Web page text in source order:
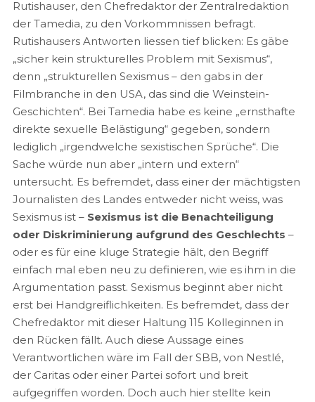
Rutishauser, den Chefredaktor der Zentralredaktion
der Tamedia, zu den Vorkommnissen befragt.
Rutishausers Antworten liessen tief blicken: Es gäbe
„sicher kein strukturelles Problem mit Sexismus“,
denn „strukturellen Sexismus – den gabs in der
Filmbranche in den USA, das sind die Weinstein-
Geschichten“. Bei Tamedia habe es keine „ernsthafte
direkte sexuelle Belästigung“ gegeben, sondern
lediglich „irgendwelche sexistischen Sprüche“. Die
Sache würde nun aber „intern und extern“
untersucht. Es befremdet, dass einer der mächtigsten
Journalisten des Landes entweder nicht weiss, was
Sexismus ist – Sexismus ist die Benachteiligung
oder Diskriminierung aufgrund des Geschlechts –
oder es für eine kluge Strategie hält, den Begriff
einfach mal eben neu zu definieren, wie es ihm in die
Argumentation passt. Sexismus beginnt aber nicht
erst bei Handgreiflichkeiten. Es befremdet, dass der
Chefredaktor mit dieser Haltung 115 Kolleginnen in
den Rücken fällt. Auch diese Aussage eines
Verantwortlichen wäre im Fall der SBB, von Nestlé,
der Caritas oder einer Partei sofort und breit
aufgegriffen worden. Doch auch hier stellte kein